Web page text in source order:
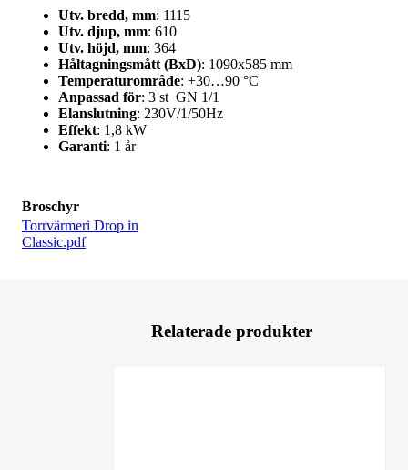
Utv. bredd, mm: 1115
Utv. djup, mm: 610
Utv. höjd, mm: 364
Håltagningsmått (BxD): 1090x585 mm
Temperaturområde: +30…90 °C
Anpassad för: 3 st GN 1/1
Elanslutning: 230V/1/50Hz
Effekt: 1,8 kW
Garanti: 1 år
Broschyr
Torrvärmeri Drop in
Classic.pdf
Relaterade produkter